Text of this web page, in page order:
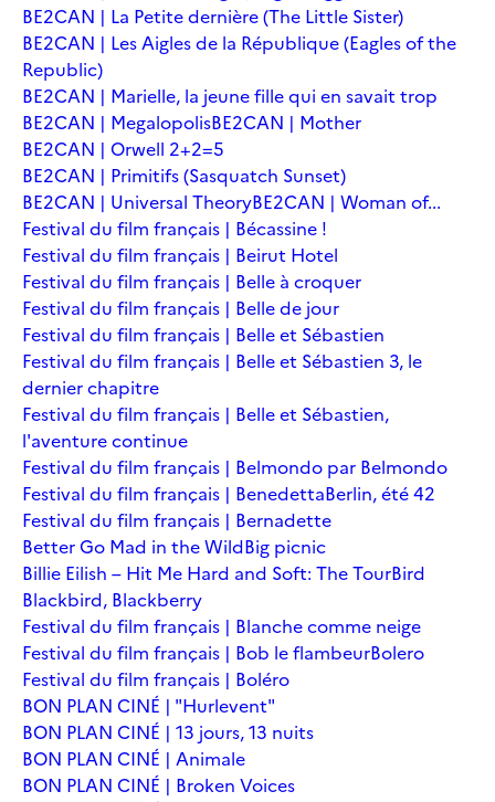
BE2CAN | La Petite dernière (The Little Sister)
BE2CAN | Les Aigles de la République (Eagles of the
Republic)
BE2CAN | Marielle, la jeune fille qui en savait trop
BE2CAN | MegalopolisBE2CAN | Mother
BE2CAN | Orwell 2+2=5
BE2CAN | Primitifs (Sasquatch Sunset)
BE2CAN | Universal TheoryBE2CAN | Woman of...
Festival du film français | Bécassine !
Festival du film français | Beirut Hotel
Festival du film français | Belle à croquer
Festival du film français | Belle de jour
Festival du film français | Belle et Sébastien
Festival du film français | Belle et Sébastien 3, le
dernier chapitre
Festival du film français | Belle et Sébastien,
l'aventure continue
Festival du film français | Belmondo par Belmondo
Festival du film français | BenedettaBerlin, été 42
Festival du film français | Bernadette
Better Go Mad in the WildBig picnic
Billie Eilish – Hit Me Hard and Soft: The TourBird
Blackbird, Blackberry
Festival du film français | Blanche comme neige
Festival du film français | Bob le flambeurBolero
Festival du film français | Boléro
BON PLAN CINÉ | "Hurlevent"
BON PLAN CINÉ | 13 jours, 13 nuits
BON PLAN CINÉ | Animale
BON PLAN CINÉ | Broken Voices